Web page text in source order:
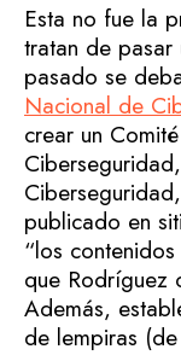
Esta no fue la
tratan de pasar
pasado se
Nacional de
crear un
publicado en
“los
que Rodríguez
Además,
de lempiras